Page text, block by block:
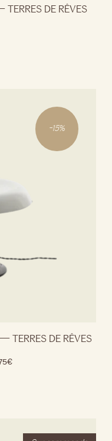
DE RÊVES
-15%
TERRES DE RÊVES
€